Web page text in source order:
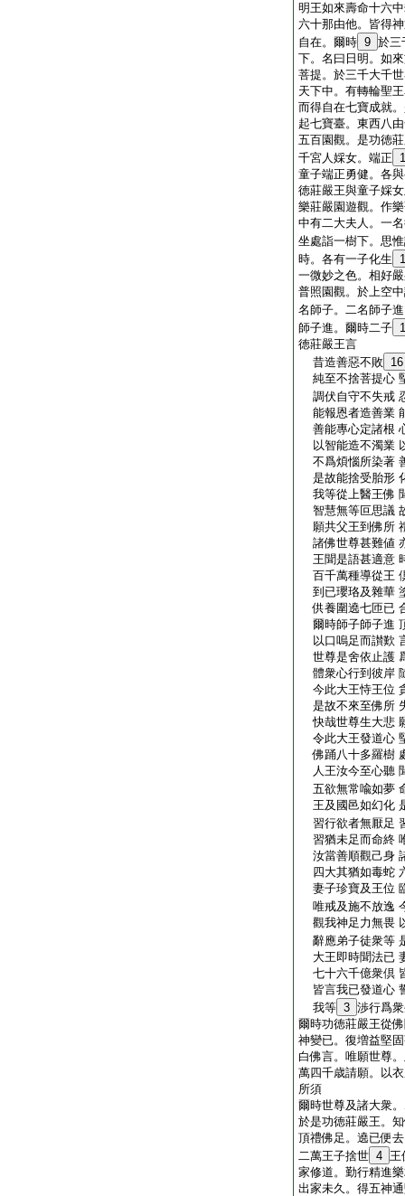
明王如來壽命十六
六十那由他。皆得
自在。爾時 9 於三
下。名曰日明。如
菩提。於三千大千
天下中。有轉輪聖
而得自在七寶成就
起七寶臺。東西八
五百園觀。是功徳
千宮人婇女。端正
童子端正勇健。各
徳莊嚴王與童子婇
樂莊嚴園遊觀。作
中有二大夫人。一
坐處詣一樹下。思
時。各有一子化生
一微妙之色。相好
普照園觀。於上空
名師子。二名師子
師子進。爾時二子
徳莊嚴王言
昔造善惡不敗 16
純至不捨菩提心
調伏自守不失戒
能報恩者造善業
善能專心定諸根
以智能造不濁業
不爲煩惱所染著
是故能捨受胎形
我等從上醫王佛
智慧無等叵思議
願共父王到佛所
諸佛世尊甚難値
王聞是語甚適意
百千萬種導從王
到已瓔珞及雜華
供養圍遶七匝已
爾時師子師子進
以口嗚足而讃歎
世尊是舍依止護
體衆心行到彼岸
今此大王恃王位
是故不來至佛所
快哉世尊生大悲
令此大王發道心
佛踊八十多羅樹
人王汝今至心聽
五欲無常喩如夢
王及國邑如幻化
習行欲者無厭足
習猶未足而命終
汝當善順觀己身
四大其猶如毒蛇
妻子珍寶及王位
唯戒及施不放逸
觀我神足力無畏
辭應弟子徒衆等
大王即時聞法已
七十六千億衆倶
皆言我已發道心
我等 3 渉行爲
爾時功徳莊嚴王從
神變已。復増益堅
白佛言。唯願世尊
萬四千歳請願。以
所須
爾時世尊及諸大衆
於是功徳莊嚴王。
頂禮佛足。遶已便
二萬王子捨世 4 王
家修道。勤行精進
出家未久。得五神